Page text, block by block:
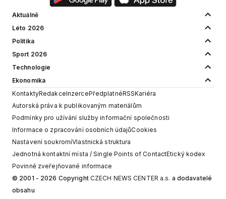
Aktuálně
Léto 2026
Politika
Sport 2026
Technologie
Ekonomika
KontaktyRedakceInzercePředplatnéRSSKariéra
Autorská práva k publikovaným materiálům
Podmínky pro užívání služby informační společnosti
Informace o zpracování osobních údajůCookies
Nastavení soukromíVlastnická struktura
Jednotná kontaktní místa / Single Points of ContactEtický kodex
Povinně zveřejňované informace
© 2001 - 2026 Copyright CZECH NEWS CENTER a.s. a dodavatelé
obsahu